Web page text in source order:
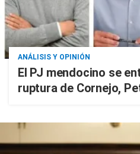
ANÁLISIS Y OPINIÓN
El PJ mendocino se
ruptura de Cornejo,